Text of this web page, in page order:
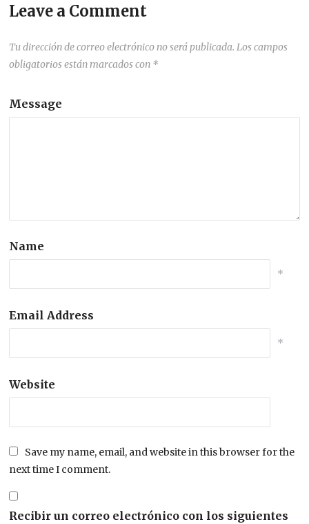
Leave a Comment
Tu dirección de correo electrónico no será publicada. Los campos
obligatorios están marcados con *
Message
Name
*
Email Address
*
Website
Save my name, email, and website in this browser for the
next time I comment.
Recibir un correo electrónico con los siguientes